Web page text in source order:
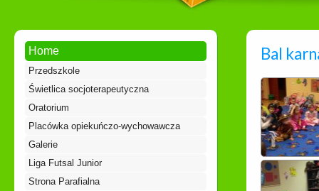
Home
Przedszkole
Świetlica socjoterapeutyczna
Oratorium
Placówka opiekuńczo-wychowawcza
Galerie
Liga Futsal Junior
Strona Parafialna
Bal